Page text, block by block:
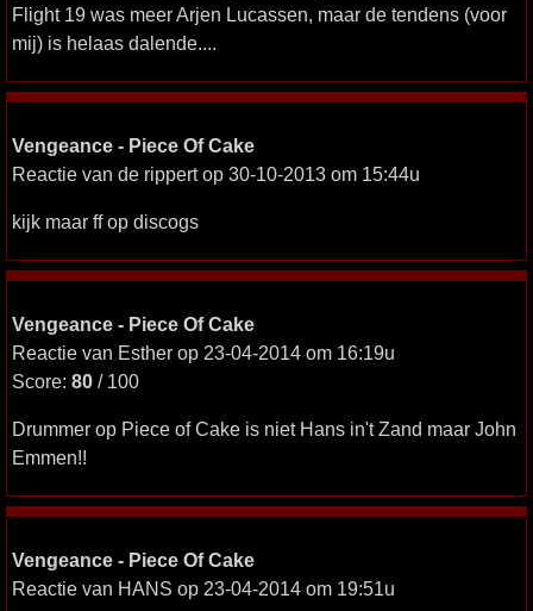
Flight 19 was meer Arjen Lucassen, maar de tendens (voor
mij) is helaas dalende....
Vengeance - Piece Of Cake
Reactie van de rippert op 30-10-2013 om 15:44u
kijk maar ff op discogs
Vengeance - Piece Of Cake
Reactie van Esther op 23-04-2014 om 16:19u
Score: 80 / 100
Drummer op Piece of Cake is niet Hans in't Zand maar John
Emmen!!
Vengeance - Piece Of Cake
Reactie van HANS op 23-04-2014 om 19:51u